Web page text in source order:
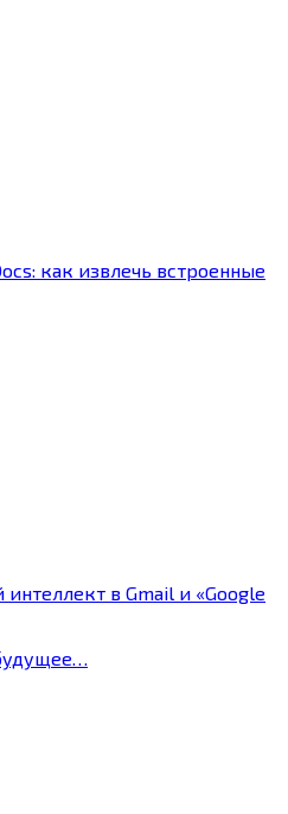
как извлечь встроенные
в Gmail и «Google